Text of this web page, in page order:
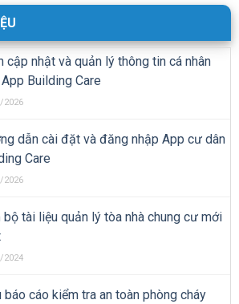
cập nhật và quản lý thông tin cá nhân
Building Care
2026
dẫn cài đặt và đăng nhập App cư dân
Care
2026
bộ tài liệu quản lý tòa nhà chung cư mới
2024
báo cáo kiểm tra an toàn phòng cháy